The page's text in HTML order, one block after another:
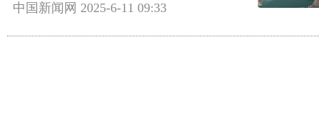
中国新闻网 2025-6-11 09:33